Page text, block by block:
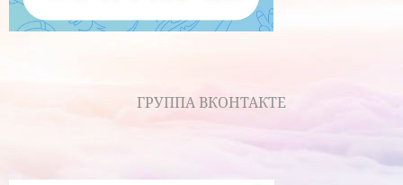
ГРУППА ВКОНТАКТЕ